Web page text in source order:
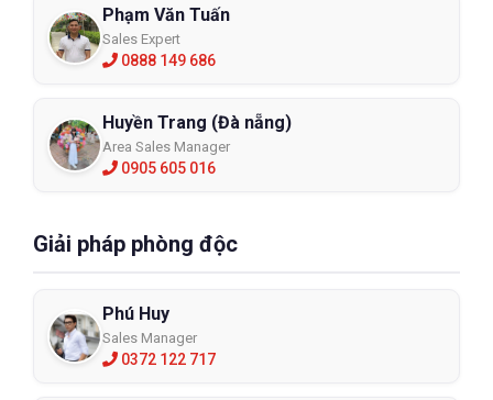
Phạm Văn Tuấn
Sales Expert
0888 149 686
Huyền Trang (Đà nẵng)
Area Sales Manager
0905 605 016
Giải pháp phòng độc
Phú Huy
Sales Manager
0372 122 717